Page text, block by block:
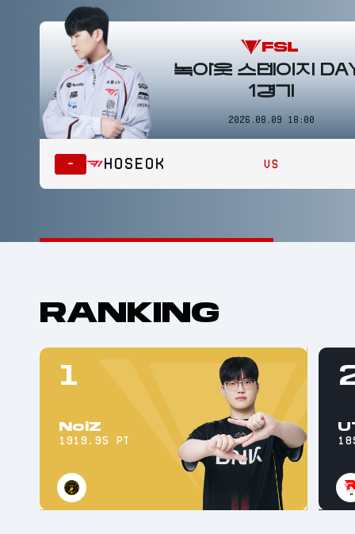
녹아웃 스테이지
1경기
2026.08.09 18:00
- Hoseok VS
RANKING
NoiZ
1
1919.95 pt